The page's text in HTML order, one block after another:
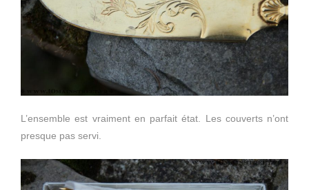
L’ensemble est vraiment en parfait état. Les couverts n’ont
presque pas servi.